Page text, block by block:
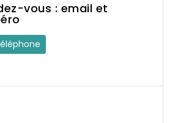
vous : email et